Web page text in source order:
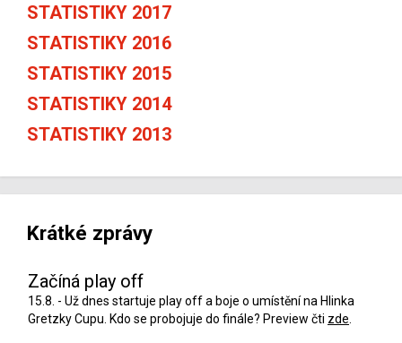
STATISTIKY 2017
STATISTIKY 2016
STATISTIKY 2015
STATISTIKY 2014
STATISTIKY 2013
Krátké zprávy
Začíná play off
15.8. - Už dnes startuje play off a boje o umístění na Hlinka
Gretzky Cupu. Kdo se probojuje do finále? Preview čti zde